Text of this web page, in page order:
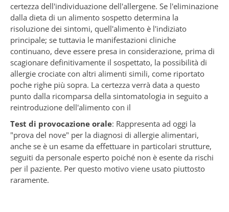
certezza dell'individuazione dell'allergene. Se l'eliminazione
dalla dieta di un alimento sospetto determina la
risoluzione dei sintomi, quell'alimento è l'indiziato
principale; se tuttavia le manifestazioni cliniche
continuano, deve essere presa in considerazione, prima di
scagionare definitivamente il sospettato, la possibilità di
allergie crociate con altri alimenti simili, come riportato
poche righe più sopra. La certezza verrà data a questo
punto dalla ricomparsa della sintomatologia in seguito a
reintroduzione dell'alimento con il
Test di provocazione orale: Rappresenta ad oggi la
"prova del nove" per la diagnosi di allergie alimentari,
anche se è un esame da effettuare in particolari strutture,
seguiti da personale esperto poiché non è esente da rischi
per il paziente. Per questo motivo viene usato piuttosto
raramente.